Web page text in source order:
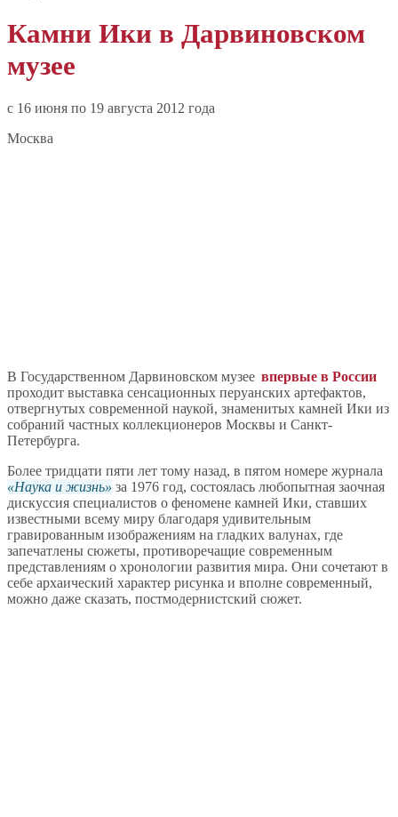
Камни Ики в Дарвиновском
музее
c 16 июня по 19 августа 2012 года
Москва
В Государственном Дарвиновском музее впервые в России
проходит выставка сенсационных перуанских артефактов,
отвергнутых современной наукой, знаменитых камней Ики из
собраний частных коллекционеров Москвы и Санкт-
Петербурга.
Более тридцати пяти лет тому назад, в пятом номере журнала
Наука и жизнь
за 1976 год, состоялась любопытная заочная
дискуссия специалистов о феномене камней Ики, ставших
известными всему миру благодаря удивительным
гравированным изображениям на гладких валунах, где
запечатлены сюжеты, противоречащие современным
представлениям о хронологии развития мира. Они сочетают в
себе архаический характер рисунка и вполне современный,
можно даже сказать, постмодернистский сюжет.